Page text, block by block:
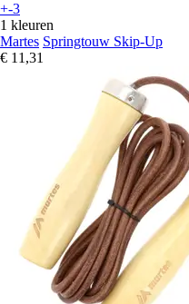
+-3
1 kleuren
Martes Springtouw Skip-Up
€ 11,31